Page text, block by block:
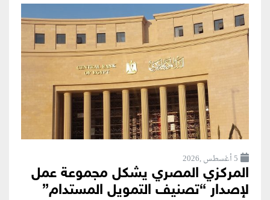
5 أغسطس ,2026
المركزي المصري يشكل مجموعة عمل
لإصدار “تصنيف التمويل المستدام”